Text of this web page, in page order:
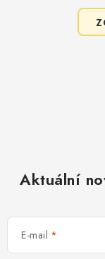
Aktuální
E-mail